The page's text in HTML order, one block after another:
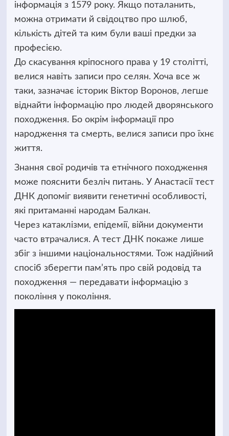
інформація з 1579 року. Якщо поталанить,
можна отримати й свідоцтво про шлюб,
кількість дітей та ким були ваші предки за
професією.
До скасування кріпосного права у 19 столітті,
велися навіть записи про селян. Хоча все ж
таки, зазначає історик Віктор Воронов, легше
віднайти інформацію про людей дворянського
походження. Бо окрім інформації про
народження та смерть, велися записи про їхнє
життя.
Знання свої родичів та етнічного походження
може пояснити безліч питань. У Анастасії тест
ДНК допоміг виявити генетичні особливості,
які притаманні народам Балкан.
Через катаклізми, епідемії, війни документи
часто втрачалися. А тест ДНК покаже лише
збіг з іншими національностями. Тож надійний
спосіб зберегти пам’ять про свій родовід та
походження — передавати інформацію з
покоління у покоління.